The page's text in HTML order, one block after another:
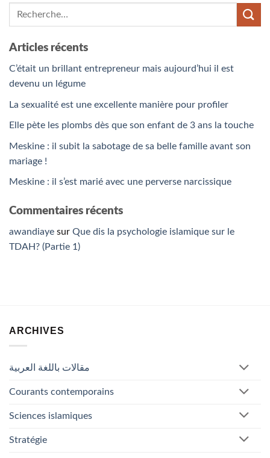
Articles récents
C’était un brillant entrepreneur mais aujourd’hui il est
devenu un légume
La sexualité est une excellente manière pour profiler
Elle pète les plombs dès que son enfant de 3 ans la touche
Meskine : il subit la sabotage de sa belle famille avant son
mariage !
Meskine : il s’est marié avec une perverse narcissique
Commentaires récents
awandiaye sur Que dis la psychologie islamique sur le
TDAH? (Partie 1)
ARCHIVES
مقالات باللغة العربية
Courants contemporains
Sciences islamiques
Stratégie